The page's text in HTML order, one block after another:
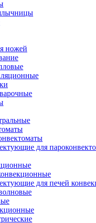
ножей
для
для печей